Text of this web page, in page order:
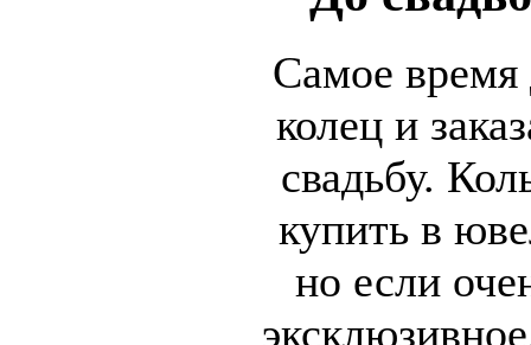
Самое время
колец и
свадьбу.
купить в
но если